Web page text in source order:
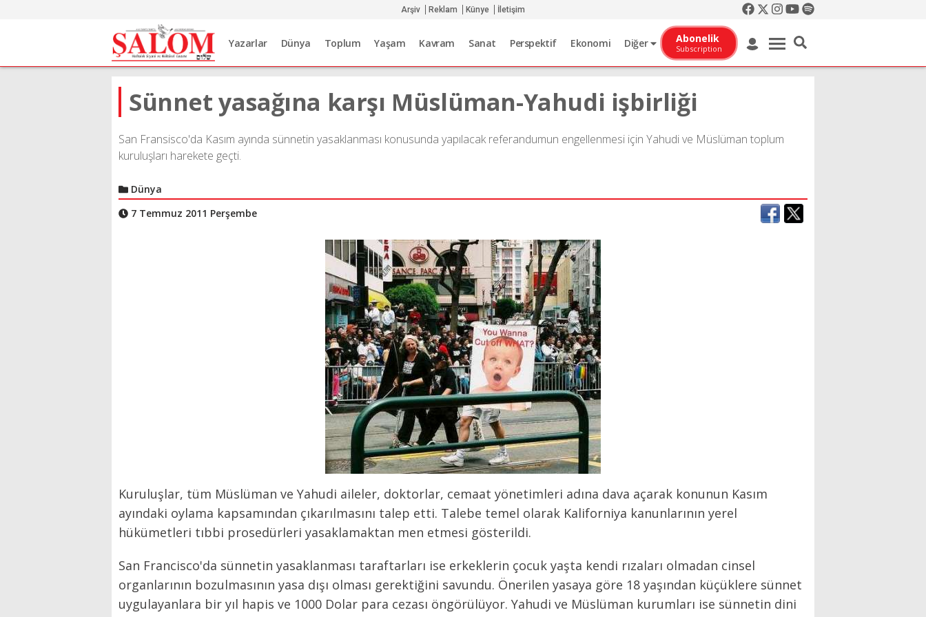
Arşiv Reklam Künye İletişim
Yazarlar Dünya Toplum Yaşam Kavram Sanat Perspektif Ekonomi Diğer Abonelik
Subscription
Sünnet yasağına karşı Müslüman-Yahudi işbirliği
San Fransisco'da Kasım ayında sünnetin yasaklanması konusunda yapılacak referandumun engellenmesi için Yahudi ve Müslüman toplum
kuruluşları harekete geçti.
Dünya
7 Temmuz 2011 Perşembe
Kuruluşlar, tüm Müslüman ve Yahudi aileler, doktorlar, cemaat yönetimleri adına dava açarak konunun Kasım
ayındaki oylama kapsamından çıkarılmasını talep etti. Talebe temel olarak Kaliforniya kanunlarının yerel
hükümetleri tıbbi prosedürleri yasaklamaktan men etmesi gösterildi.
San Francisco'da sünnetin yasaklanması taraftarları ise erkeklerin çocuk yaşta kendi rızaları olmadan cinsel
organlarının bozulmasının yasa dışı olması gerektiğini savundu. Önerilen yasaya göre 18 yaşından küçüklere sünnet
uygulayanlara bir yıl hapis ve 1000 Dolar para cezası öngörülüyor. Yahudi ve Müslüman kurumları ise sünnetin dini